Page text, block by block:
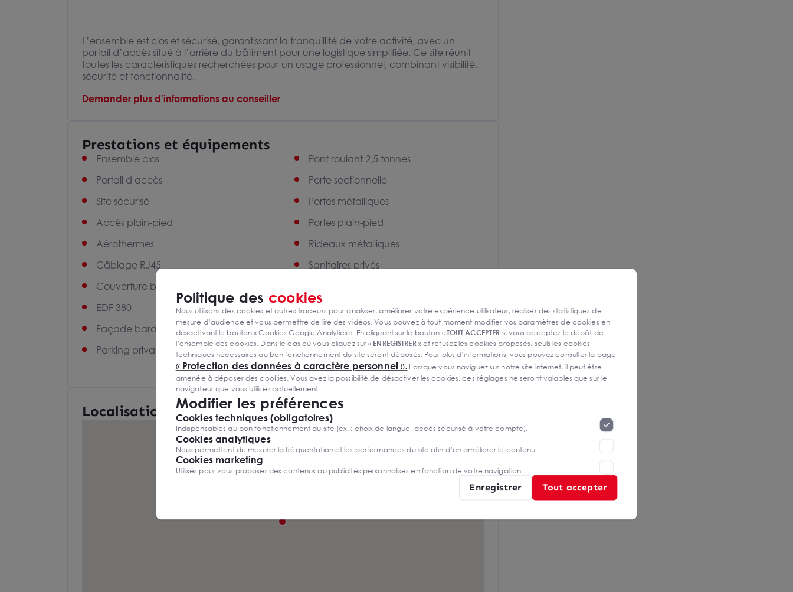
L’ensemble est clos et sécurisé, garantissant la tranquillité de votre activité, avec un
portail d’accès situé à l’arrière du bâtiment pour une logistique simplifiée. Ce site réunit
toutes les caractéristiques recherchées pour un usage professionnel, combinant visibilité,
sécurité et fonctionnalité.
Demander plus d'informations au conseiller
Prestations et équipements
Ensemble clos
Portail d accès
Site sécurisé
Accès plain-pied
Aérothermes
Câblage RJ45
Couverture bac acier
EDF 380
Façade bardage double peau
Parking privatif
Pont roulant 2,5 tonnes
Porte sectionnelle
Portes métalliques
Portes plain-pied
Rideaux métalliques
Sanitaires privés
Toiture isolée
Charpente métallique
Couverture bac acier
Localisation et Transports
Politique des cookies
Nous utilisons des cookies et autres traceurs pour analyser, améliorer votre expérience utilisateur, réaliser des statistiques de
mesure d’audience et vous permettre de lire des vidéos. Vous pouvez à tout moment modifier vos paramètres de cookies en
désactivant le bouton « Cookies Google Analytics ». En cliquant sur le bouton «TOUT ACCEPTER », vous acceptez le dépôt de
l’ensemble des cookies. Dans le cas où vous cliquez sur « ENREGISTRER» et refusez les cookies proposés, seuls les cookies
techniques nécessaires au bon fonctionnement du site seront déposés. Pour plus d’informations, vous pouvez consulter la page
« Protection des données à caractère personnel ». Lorsque vous naviguez sur notre site internet, il peut être
amenée à déposer des cookies. Vous avez la possibilité de désactiver les cookies, ces réglages ne seront valables que sur le
navigateur que vous utilisez actuellement
Modifier les préférences
Cookies techniques (obligatoires)
Indispensables au bon fonctionnement du site (ex. : choix de langue, accès sécurisé à votre compte).
Cookies analytiques
Nous permettent de mesurer la fréquentation et les performances du site afin d’en améliorer le contenu.
Cookies marketing
Utilisés pour vous proposer des contenus ou publicités personnalisés en fonction de votre navigation.
Enregistrer Tout accepter